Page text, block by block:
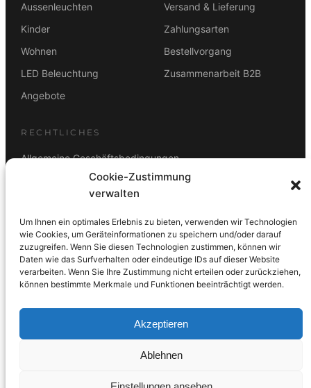
Cookie-Zustimmung
verwalten
Um Ihnen ein optimales Erlebnis zu bieten, verwenden wir Technologien
wie Cookies, um Geräteinformationen zu speichern und/oder darauf
zuzugreifen. Wenn Sie diesen Technologien zustimmen, können wir
Daten wie das Surfverhalten oder eindeutige IDs auf dieser Website
verarbeiten. Wenn Sie Ihre Zustimmung nicht erteilen oder zurückziehen,
können bestimmte Merkmale und Funktionen beeinträchtigt werden.
Akzeptieren
Ablehnen
Aussenleuchten
Kinder
Wohnen
LED Beleuchtung
Angebote
Versand & Lieferung
Zahlungsarten
Bestellvorgang
Zusammenarbeit B2B
RECHTLICHES
Allgemeine Geschäftsbedingungen
Rücktrittsbelehrung
ZAHLUNGSARTEN
Vorkasse Visa Mastercard Link PayPal
G-Pay